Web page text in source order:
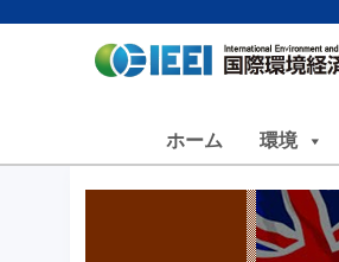
ホーム 環境